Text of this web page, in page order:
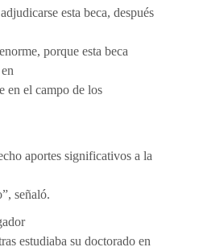
esta beca, después
porque esta beca
en el campo de los
aportes significativos a la
señaló.
estudiaba su doctorado en